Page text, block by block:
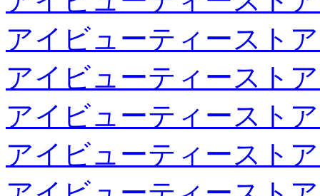
アイビューティースト
アイビューティースト
アイビューティースト
アイビューティースト